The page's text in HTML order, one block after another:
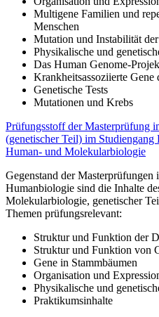
Multigene Familien und
Menschen
Mutation und Instabilität
Physikalische und
Das Human Genome-
Krankheitsassoziierte Gene
Genetische Tests
Mutationen und Krebs
Prüfungsstoff der Masterprüfung
(genetischer Teil) im
Human- und Molekularbiologie
Gegenstand der
Humanbiologie sind die Inhalte
Molekularbiologie, genetischer
Themen prüfungsrelevant:
Struktur und Funktion der
Struktur und Funktion von
Gene in Stammbäumen
Organisation und
Physikalische und
Praktikumsinhalte